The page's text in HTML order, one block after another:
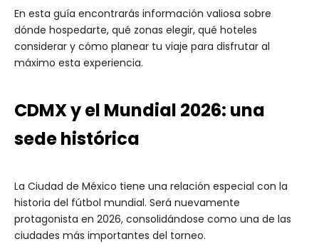
En esta guía encontrarás información valiosa sobre
dónde hospedarte, qué zonas elegir, qué hoteles
considerar y cómo planear tu viaje para disfrutar al
máximo esta experiencia.
CDMX y el Mundial 2026: una
sede histórica
La Ciudad de México tiene una relación especial con la
historia del fútbol mundial. Será nuevamente
protagonista en 2026, consolidándose como una de las
ciudades más importantes del torneo.